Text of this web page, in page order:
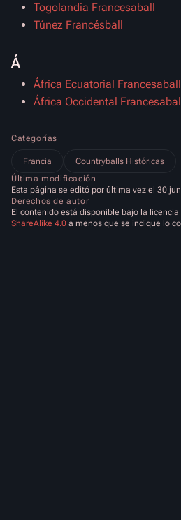
Togolandia Francesaball
Túnez Francésball
Á
África Ecuatorial Francesaball
África Occidental
Categorías
Francia
Countryballs Históricas
Última modificación
Esta página se editó por última vez el 30
Derechos de autor
El contenido está disponible bajo la licencia
ShareAlike 4.0 a menos que se indique lo